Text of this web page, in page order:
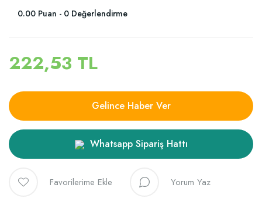
0.00 Puan - 0 Değerlendirme
222,53 TL
Gelince Haber Ver
Whatsapp Sipariş Hattı
Yorum Yaz